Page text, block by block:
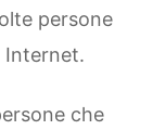
persone
Internet.
che